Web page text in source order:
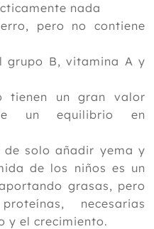
nada
pero no contiene
grupo B, vitamina A y
tienen un gran valor
un equilibrio en
de solo añadir yema y
de los niños es un
grasas, pero
necesarias
y el crecimiento.